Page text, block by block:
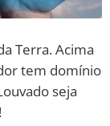
Terra. Acima
tem domínio
seja